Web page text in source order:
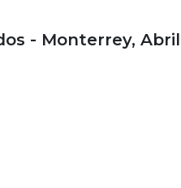
- Monterrey, Abril